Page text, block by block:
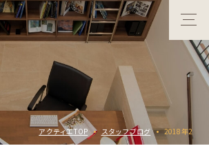
アクティエTOP スタッフブログ 2018年2